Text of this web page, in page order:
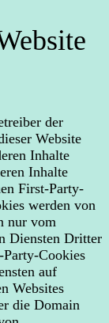
der
Website
Inhalte
Inhalte
First-Party-
werden von
nur vom
Diensten Dritter
Cookies
auf
Websites
die Domain